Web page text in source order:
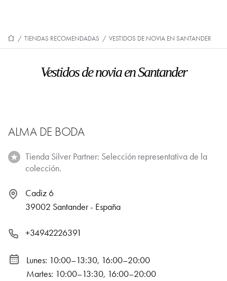
/ TIENDAS RECOMENDADAS / VESTIDOS DE NOVIA EN SANTANDER
Vestidos de novia en Santander
ALMA DE BODA
Tienda Silver Partner: Selección representativa de la
colección.
Cadiz 6
39002 Santander - España
+34942226391
Lunes: 10:00–13:30, 16:00–20:00
Martes: 10:00–13:30, 16:00–20:00